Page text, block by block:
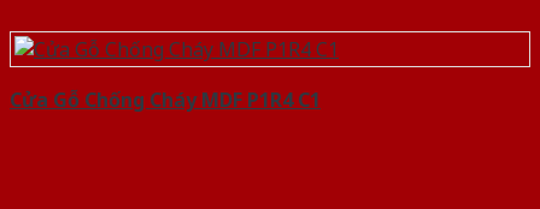
Cửa Gỗ Chống Cháy MDF P1R4 C1